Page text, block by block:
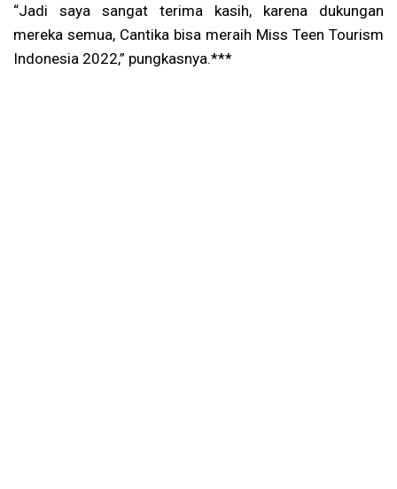
“Jadi saya sangat terima kasih, karena dukungan
mereka semua, Cantika bisa meraih Miss Teen Tourism
Indonesia 2022,” pungkasnya.***